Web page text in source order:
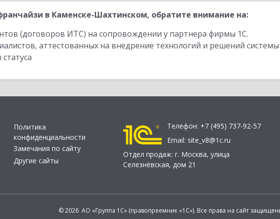
в Каменске-Шахтинском, обратите внимание на:
(договоров ИТС) на сопровождении у партнера фирмы 1С.
аттестованных на внедрение технологий и решений
Политика
конфиденциальности
Замечания по сайту
Другие сайты
Телефон: +7 (495) 737-92-57
Email: site_v8@1c.ru
Отдел продаж: г. Москва, улица
Селезнёвская, дом 21
© 2026 АО «Группа 1С» (правопреемник «1С»). Все права на сайт